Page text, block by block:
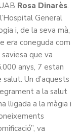
Rosa Dinarès.
General
i, de la seva mà,
era coneguda com
que va
anys, 7 estan
Un d’aquests
a la salut
lligada a la màgia i
va